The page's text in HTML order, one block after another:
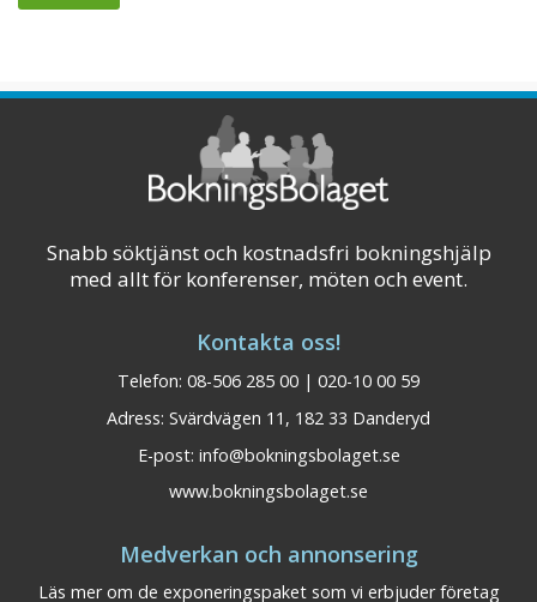
Snabb söktjänst och kostnadsfri bokningshjälp
med allt för konferenser, möten och event.
Kontakta oss!
Telefon: 08-506 285 00 | 020-10 00 59
Adress: Svärdvägen 11, 182 33 Danderyd
E-post: info@bokningsbolaget.se
www.bokningsbolaget.se
Medverkan och annonsering
Läs mer om de exponeringspaket som vi erbjuder företag